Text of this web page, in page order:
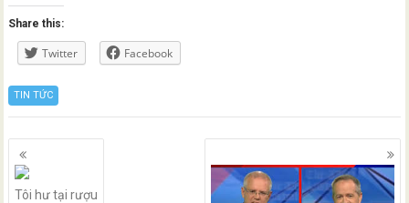
Share this:
Twitter Facebook
TIN TỨC
Posts
navigation
Tôi hư tại rượu